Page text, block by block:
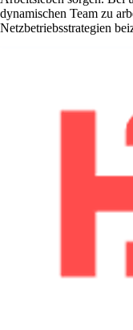
dynamischen Team zu
Netzbetriebsstrategien